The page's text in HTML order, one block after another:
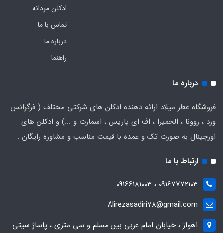
ادکلن مردانه
تماس با ما
درباره ما
راهنما
درباره ما
فروشگاه عطر میلاد ارائه دهنده ادکلن های شرکتی مختلف ( فرگرانس
ورد ، روونا ، الحمیرا ، اف ای پاریس ، اسمارت و ...) و ادکلن های
اورجینال به صورت تک و عمده با قیمت مناسب و مشاوره رایگان .
ارتباط با ما
09167772103 ، 09166181003
Alirezasadiri78@gmail.com
اهواز ، خیابان امام غربی بین مسلم و سی متری ، پاساژ سیتی